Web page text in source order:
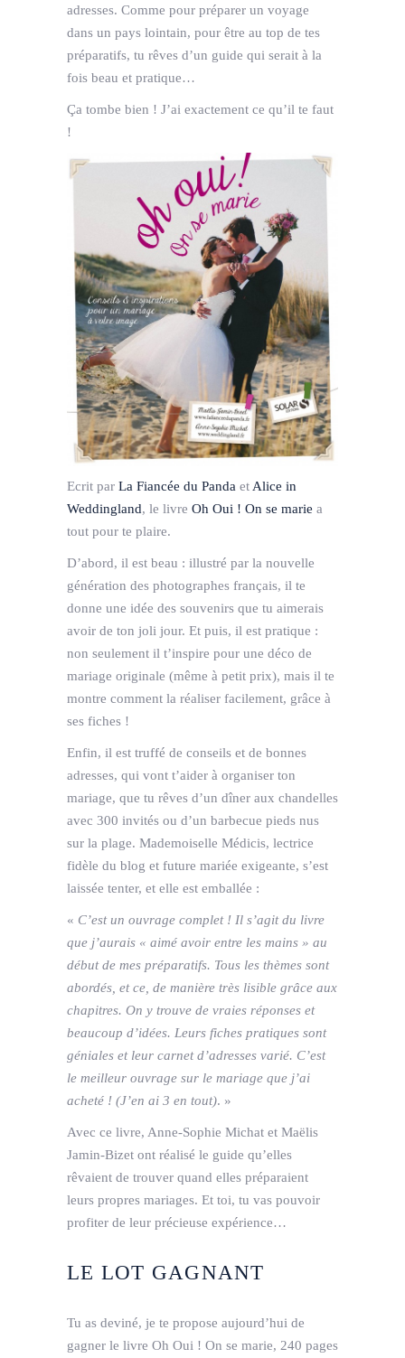
adresses. Comme pour préparer un voyage
dans un pays lointain, pour être au top de tes
préparatifs, tu rêves d’un guide qui serait à la
fois beau et pratique…
Ça tombe bien ! J’ai exactement ce qu’il te faut
!
Ecrit par La Fiancée du Panda et Alice in
Weddingland, le livre Oh Oui ! On se marie a
tout pour te plaire.
D’abord, il est beau : illustré par la nouvelle
génération des photographes français, il te
donne une idée des souvenirs que tu aimerais
avoir de ton joli jour. Et puis, il est pratique :
non seulement il t’inspire pour une déco de
mariage originale (même à petit prix), mais il te
montre comment la réaliser facilement, grâce à
ses fiches !
Enfin, il est truffé de conseils et de bonnes
adresses, qui vont t’aider à organiser ton
mariage, que tu rêves d’un dîner aux chandelles
avec 300 invités ou d’un barbecue pieds nus
sur la plage. Mademoiselle Médicis, lectrice
fidèle du blog et future mariée exigeante, s’est
laissée tenter, et elle est emballée :
« C’est un ouvrage complet ! Il s’agit du livre
que j’aurais « aimé avoir entre les mains » au
début de mes préparatifs. Tous les thèmes sont
abordés, et ce, de manière très lisible grâce aux
chapitres. On y trouve de vraies réponses et
beaucoup d’idées. Leurs fiches pratiques sont
géniales et leur carnet d’adresses varié. C’est
le meilleur ouvrage sur le mariage que j’ai
acheté ! (J’en ai 3 en tout). »
Avec ce livre, Anne-Sophie Michat et Maëlis
Jamin-Bizet ont réalisé le guide qu’elles
rêvaient de trouver quand elles préparaient
leurs propres mariages. Et toi, tu vas pouvoir
profiter de leur précieuse expérience…
LE LOT GAGNANT
Tu as deviné, je te propose aujourd’hui de
gagner le livre Oh Oui ! On se marie, 240 pages